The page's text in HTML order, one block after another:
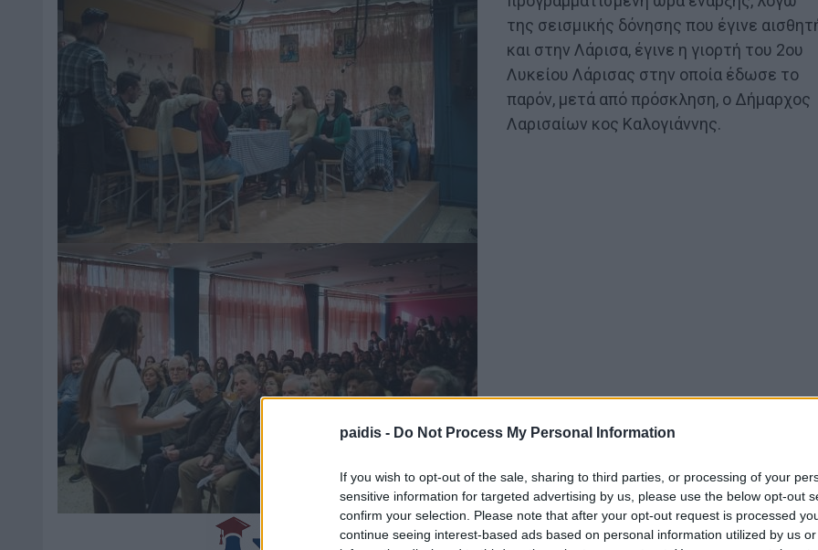
paidis - Do Not Process My Personal Information
If you wish to opt-out of the sale, sharing to third parties, or processing of your
sensitive information for targeted advertising by us, please use the below opt-out
confirm your selection. Please note that after your opt-out request is processed
continue seeing interest-based ads based on personal information utilized by us
της σεισμικής δόνησης που έγινε
και στην Λάρισα, έγινε η γιορτή του 2ου
Λυκείου Λάρισας στην οποία έδωσε το
παρόν, μετά από πρόσκληση, ο Δήμαρχος
Λαρισαίων κος Καλογιάννης.